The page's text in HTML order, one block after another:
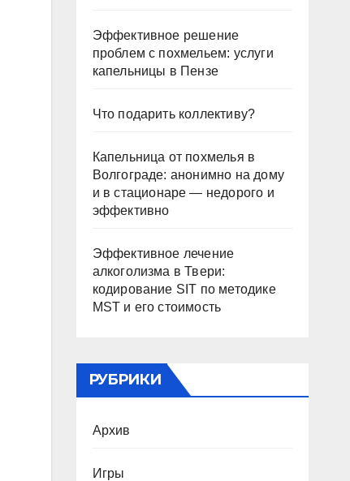
Эффективное решение
проблем с похмельем: услуги
капельницы в Пензе
Что подарить коллективу?
Капельница от похмелья в
Волгограде: анонимно на дому
и в стационаре — недорого и
эффективно
Эффективное лечение
алкоголизма в Твери:
кодирование SIT по методике
MST и его стоимость
РУБРИКИ
Архив
Игры